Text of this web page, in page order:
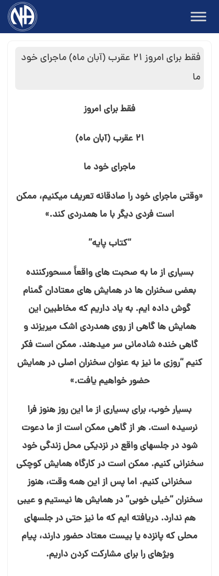
content
فقط برای امروز ۲۱ عقرب (آبان ماه) ماجرای خود
ما
فقط برای امروز
۲۱ عقرب (آبان ماه)
ماجرای خود ما
«وقتی ماجرای خود را صادقانه تعریف می⁯کنیم، ممکن
است فردی دیگر با ما همدردی کند.»
“کتاب پایه”
بسیاری از ما به صحبت⁯ های واقعاً مسحورکننده
بعضی سخنران ها در همایش⁯ های معتادان گمنام
گوش داده⁯ ایم. به یاد داریم که مخاطبین این
همایش⁯ ها گاهی از روی همدردی اشک می⁯ریزند و
گاهی خنده شادمانی سر می⁯دهند. ممکن است فکر
کنیم “روزی ما نیز به عنوان سخنران اصلی در همایش
حضور خواهیم یافت.»
بسیار خوب، برای بسیاری از ما این روز هنوز فرا
نرسیده است. هر از گاهی ممکن است از ما دعوت
شود در جلسه⁯ای واقع در نزدیکی محل زندگی خود
سخنرانی کنیم. ممکن است در کارگاه همایش کوچکی
سخنرانی کنیم. اما پس از این همه وقت، هنوز
سخنران “خیلی خوبی” در همایش⁯ ها نیستیم و عیبی
هم ندارد. دریافته⁯ ایم که ما نیز حتی در جلسه⁯ای
محلی که پانزده یا بیست معتاد حضور دارند، پیام
ویژه⁯ای را برای مشارکت کردن داریم.